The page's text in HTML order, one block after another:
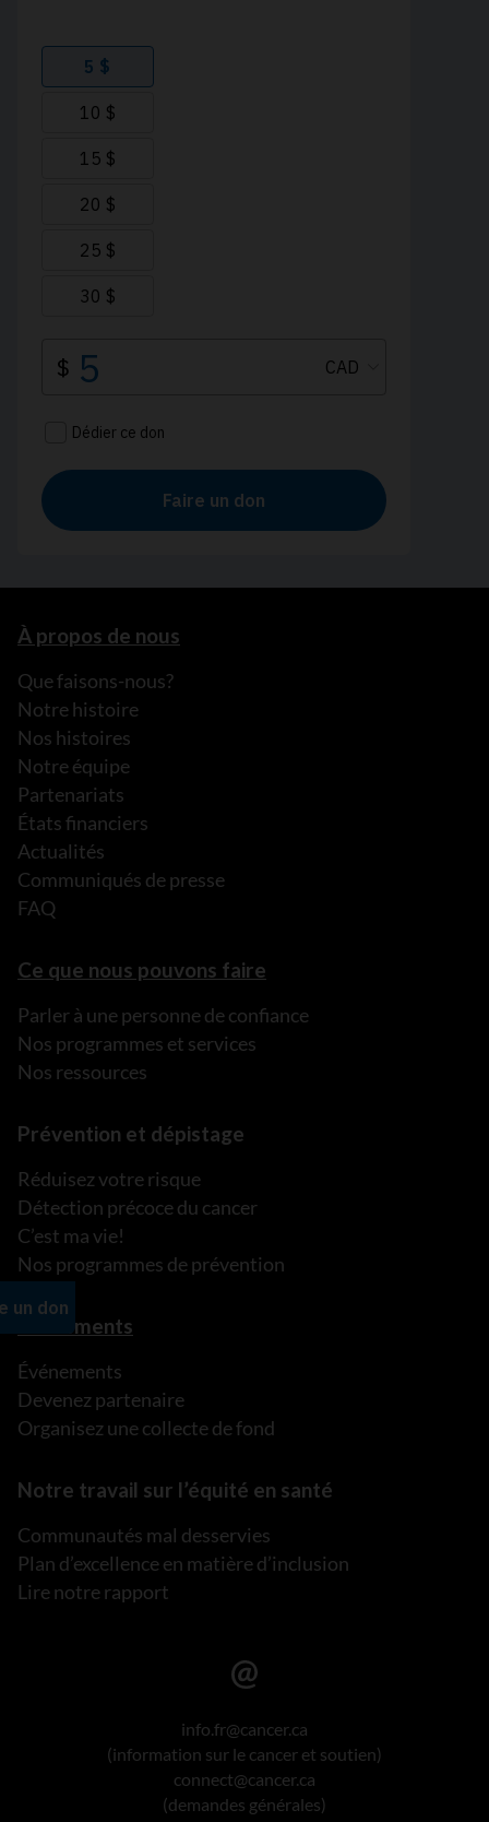
À propos de nous
Que faisons-nous?
Notre histoire
Nos histoires
Notre équipe
Partenariats
États financiers
Actualités
Communiqués de presse
FAQ
Ce que nous pouvons faire
Parler à une personne de confiance
Nos programmes et services
Nos ressources
Prévention et dépistage
Réduisez votre risque
Détection précoce du cancer
C’est ma vie!
Nos programmes de prévention
Événements
Événements
Devenez partenaire
Organisez une collecte de fond
Notre travail sur l’équité en santé
Communautés mal desservies
Plan d’excellence en matière d’inclusion
Lire notre rapport
info.fr@cancer.ca
(information sur le cancer et soutien)
connect@cancer.ca
(demandes générales)